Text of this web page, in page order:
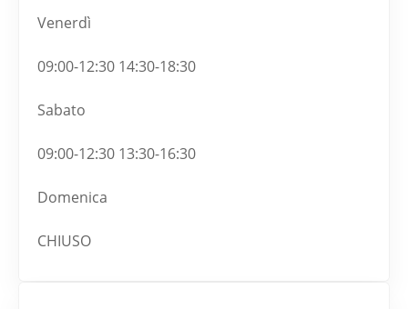
Venerdì
09:00-12:30 14:30-18:30
Sabato
09:00-12:30 13:30-16:30
Domenica
CHIUSO